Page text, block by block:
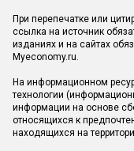
При перепечатке или
ссылка на источник
изданиях и на сайтах
Myeconomy.ru.
На информационном
технологии
информации на основе
относящихся к
находящихся на